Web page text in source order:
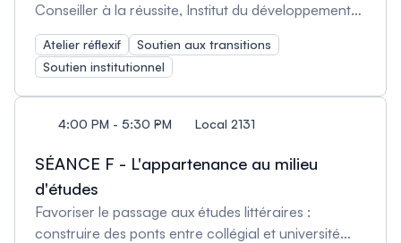
Conseiller à la réussite, Institut du développement
et de l'innovation pédagogique, Université de
Strasbourg, France et Stéphanie Nolot, Chargée
de mission Réussite Étudiante, Institut du
développement et de l'innovation pédagogique,
Université de Strasbourg, France)
Atelier réflexif
Soutien aux transitions
Soutien institutionnel
4:00 PM - 5:30 PM Local 2131
SÉANCE F - L'appartenance au milieu
d'études
Favoriser le passage aux études littéraires :
construire des ponts entre collégial et université